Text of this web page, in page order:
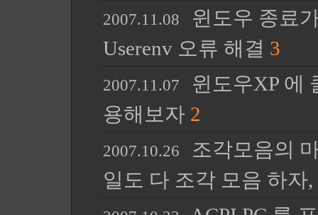
2007.11.08
윈도우 종료
Userenv 오류 해결 3
2007.11.07
윈도우XP 에
용해보자 2
2007.10.26
조각모음의
일도 다 조각 모음 하자,